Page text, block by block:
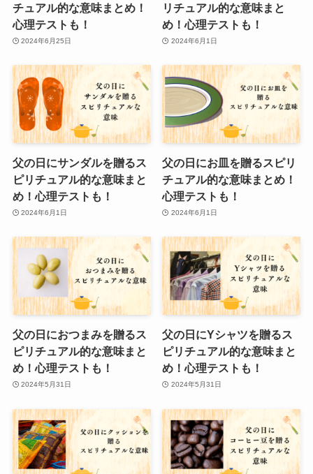
チュアル的な意味まとめ！
心理テストも！
2024年6月25日
リチュアル的な意味まと
め！心理テストも！
2024年6月1日
父の日にサンダルを贈るス
ピリチュアル的な意味まと
め！心理テストも！
2024年6月1日
父の日にお皿を贈るスピリ
チュアル的な意味まとめ！
心理テストも！
2024年6月1日
父の日におつまみを贈るス
ピリチュアル的な意味まと
め！心理テストも！
2024年5月31日
父の日にYシャツを贈るス
ピリチュアル的な意味まと
め！心理テストも！
2024年5月31日